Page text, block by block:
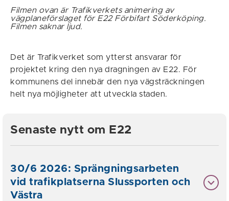
Filmen ovan är Trafikverkets animering av
vägplaneförslaget för E22 Förbifart Söderköping.
Filmen saknar ljud.
Det är Trafikverket som ytterst ansvarar för
projektet kring den nya dragningen av E22. För
kommunens del innebär den nya vägsträckningen
helt nya möjligheter att utveckla staden.
Senaste nytt om E22
30/6 2026: Sprängningsarbeten
vid trafikplatserna Slussporten och
Västra